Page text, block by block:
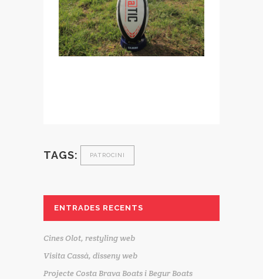
TAGS: PATROCINI
ENTRADES RECENTS
Cines Olot, restyling web
Visita Cassà, disseny web
Projecte Costa Brava Boats i Begur Boats